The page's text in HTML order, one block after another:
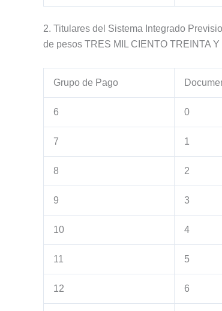
2. Titulares del Sistema Integrado
de pesos TRES MIL CIENTO TREINTA Y
Grupo de Pago
6 0
7 1
8 2
9 3
10 4
11 5
12 6